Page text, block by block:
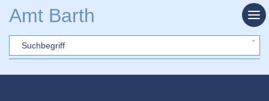
Amt Barth
Sword